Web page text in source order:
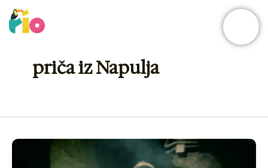
Skip
to
priča iz Napulja